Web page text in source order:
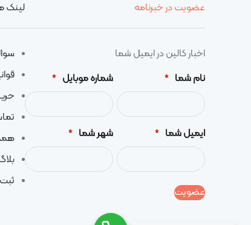
عضویت در خبرنامه
اخبار کالین در ایمیل شما
نام شما
* شماره موبایل *
ایمیل شما * شهر شما *
لینک